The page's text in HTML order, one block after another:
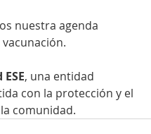
nuestra agenda
, una entidad
con la protección y el
comunidad.